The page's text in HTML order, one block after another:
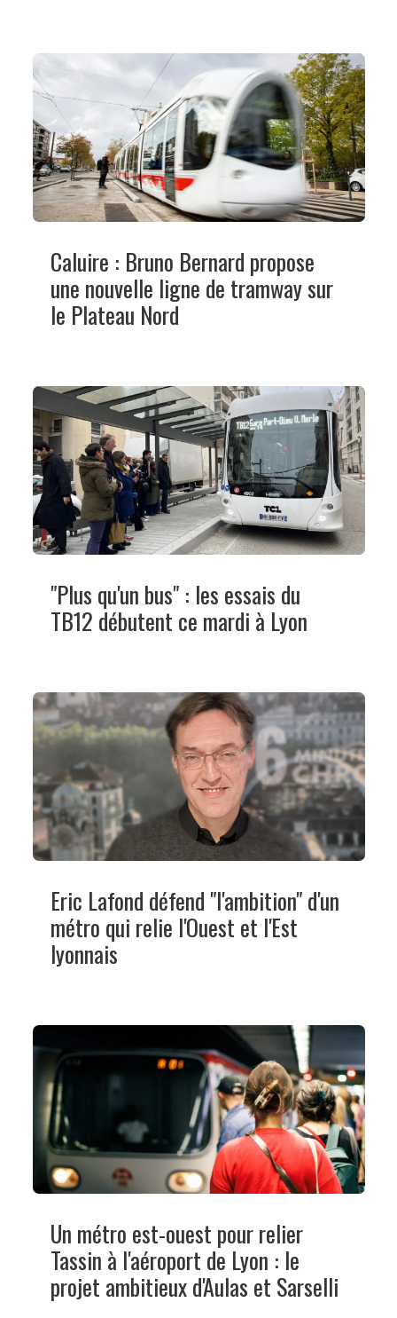
Caluire : Bruno Bernard propose
une nouvelle ligne de tramway sur
le Plateau Nord
"Plus qu'un bus" : les essais du
TB12 débutent ce mardi à Lyon
Eric Lafond défend "l'ambition" d'un
métro qui relie l'Ouest et l'Est
lyonnais
Un métro est-ouest pour relier
Tassin à l'aéroport de Lyon : le
projet ambitieux d'Aulas et Sarselli